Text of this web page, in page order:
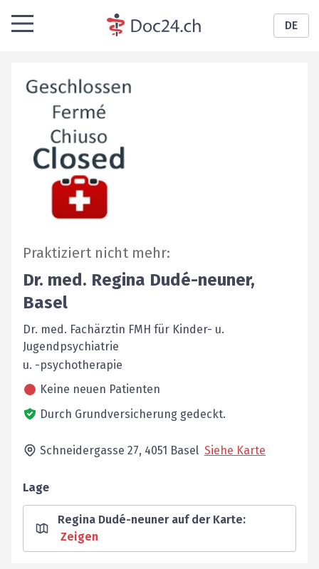
DE
Praktiziert nicht mehr:
Dr. med. Regina Dudé-neuner,
Basel
Dr. med. Fachärztin FMH für Kinder- u.
Jugendpsychiatrie
u. -psychotherapie
Keine neuen Patienten
Durch Grundversicherung gedeckt.
Schneidergasse 27, 4051 Basel Siehe Karte
Lage
Regina Dudé-neuner auf der Karte:
Zeigen